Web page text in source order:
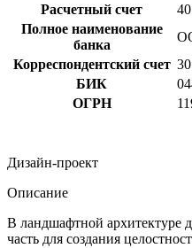
Расчетный счет
Полное наименование
банка
Корреспондентский счет
БИК
ОГРН
Дизайн-проект
Описание
В ландшафтной архитектуре
часть для создания